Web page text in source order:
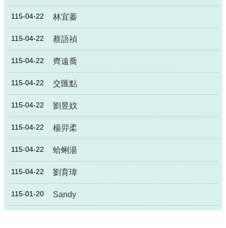
115-04-22 林宜蓁
115-04-22 蔡語禎
115-04-22 齊遠喬
115-04-22 交匯點
115-04-22 劉昱妏
115-04-22 楊羿柔
115-04-22 蛤蜊湯
115-04-22 劉育瑋
115-01-20 Sandy